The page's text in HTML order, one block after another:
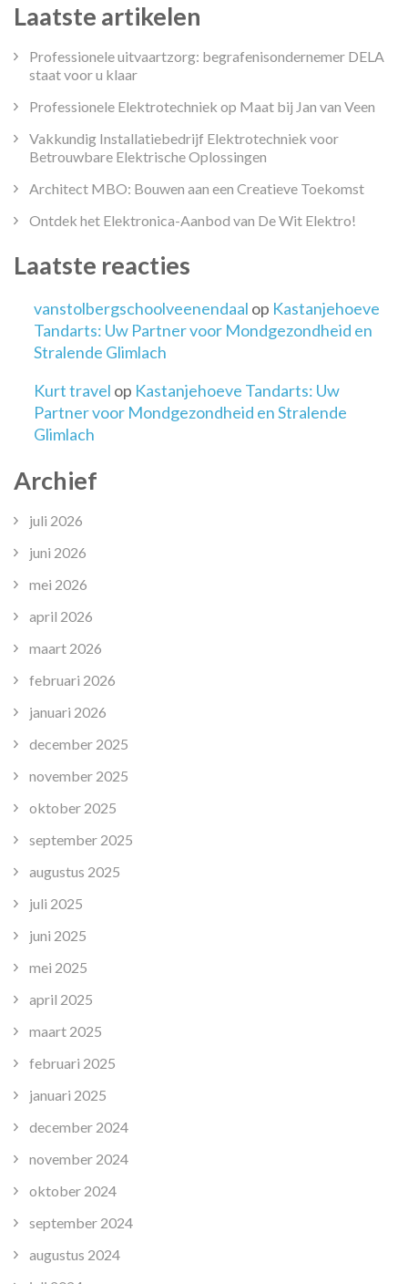
Laatste artikelen
Professionele uitvaartzorg: begrafenisondernemer DELA
staat voor u klaar
Professionele Elektrotechniek op Maat bij Jan van Veen
Vakkundig Installatiebedrijf Elektrotechniek voor
Betrouwbare Elektrische Oplossingen
Architect MBO: Bouwen aan een Creatieve Toekomst
Ontdek het Elektronica-Aanbod van De Wit Elektro!
Laatste reacties
vanstolbergschoolveenendaal op Kastanjehoeve
Tandarts: Uw Partner voor Mondgezondheid en
Stralende Glimlach
Kurt travel op Kastanjehoeve Tandarts: Uw
Partner voor Mondgezondheid en Stralende
Glimlach
Archief
juli 2026
juni 2026
mei 2026
april 2026
maart 2026
februari 2026
januari 2026
december 2025
november 2025
oktober 2025
september 2025
augustus 2025
juli 2025
juni 2025
mei 2025
april 2025
maart 2025
februari 2025
januari 2025
december 2024
november 2024
oktober 2024
september 2024
augustus 2024